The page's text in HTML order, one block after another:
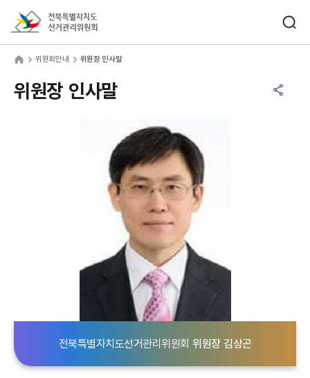
위원회안내 위원장 인사말
위원장 인사말
전북특별자치도선거관리위원회 위원장 김상곤